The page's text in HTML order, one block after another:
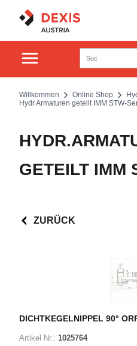
Willkommen Online Shop
Hydr.Armaturen geteilt IMM STW-
GETEILT IMM
ZURÜCK
DICHTKEGELNIPPEL 90°
Artikel Nr.: 1025764